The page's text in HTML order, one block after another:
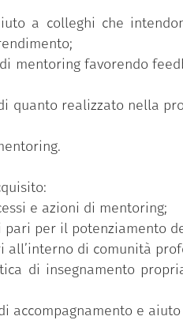
a colleghi che
favorendo
quanto realizzato nella
e azioni di mentoring;
per il potenziamento
di comunità
di insegnamento
e